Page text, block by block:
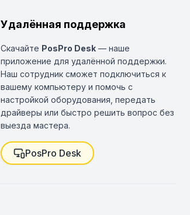
Удалённая поддержка
Скачайте PosPro Desk — наше
приложение для удалённой поддержки.
Наш сотрудник сможет подключиться к
вашему компьютеру и помочь с
настройкой оборудования, передать
драйверы или быстро решить вопрос без
выезда мастера.
PosPro Desk